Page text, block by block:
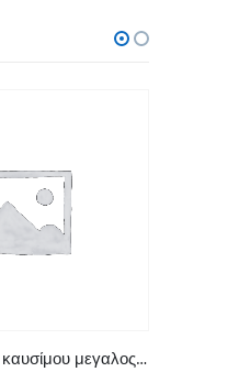
Αντάπτορας καυσίμου μεγαλος Suzuki με διαμετρο 5/16″